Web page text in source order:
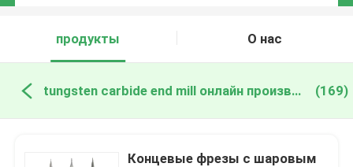
продукты
О нас
tungsten carbide end mill онлайн производство (169)
Концевые фрезы с шаровым